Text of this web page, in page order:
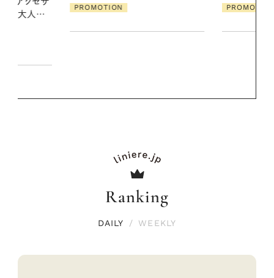
PROMOTION
Ranking
DAILY / WEEKLY